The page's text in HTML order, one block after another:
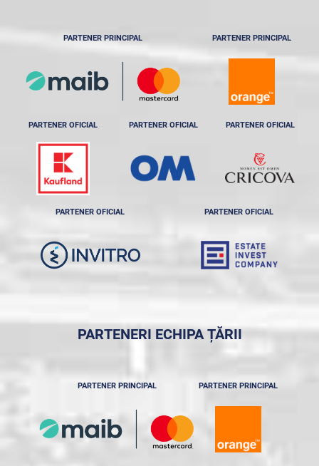
PARTENER PRINCIPAL PARTENER PRINCIPAL
PARTENER OFICIAL PARTENER OFICIAL PARTENER OFICIAL
PARTENER OFICIAL PARTENER OFICIAL
PARTENERI ECHIPA ȚĂRII
PARTENER PRINCIPAL PARTENER PRINCIPAL